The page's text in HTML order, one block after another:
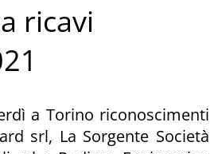
ricavi
a Torino riconoscimenti
srl, La Sorgente Società